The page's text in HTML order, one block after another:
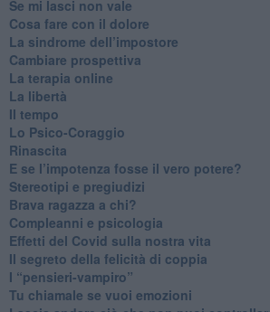
​Se mi lasci non vale
Cosa fare con il dolore
​La sindrome dell’impostore
​Cambiare prospettiva
La terapia online
La libertà
​Il tempo
​Lo Psico-Coraggio
Rinascita
​E se l’impotenza fosse il vero potere?
Stereotipi e pregiudizi
​Brava ragazza a chi?
​Compleanni e psicologia
Effetti del Covid sulla nostra vita
Il segreto della felicità di coppia
​I “pensieri-vampiro”
​Tu chiamale se vuoi emozioni